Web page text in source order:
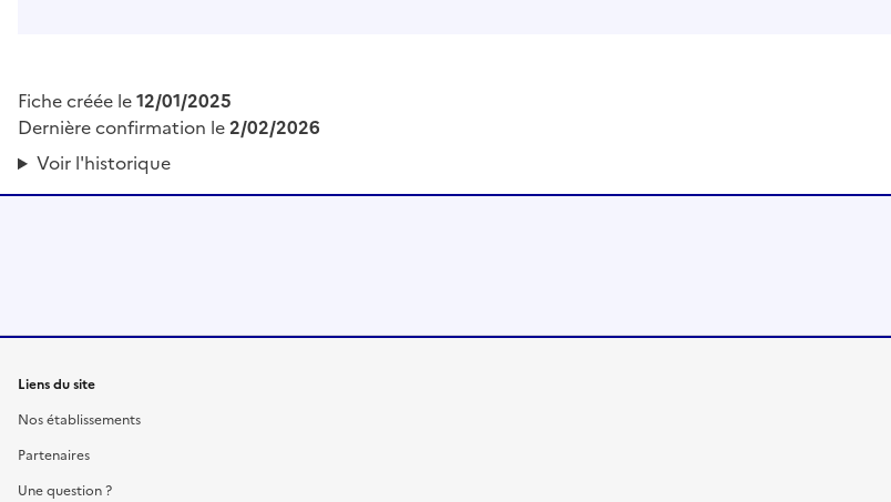
Fiche créée le12/01/2025
Dernière confirmation le2/02/2026
Voir l'historique
Liens du site
Nos établissements
Partenaires
Une question ?